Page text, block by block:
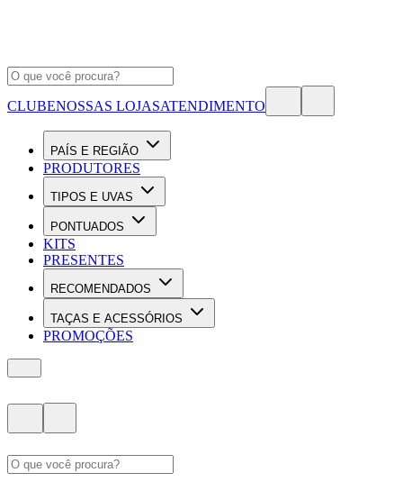
CLUBENOSSAS LOJASATENDIMENTO
PAÍS E REGIÃO
PRODUTORES
TIPOS E UVAS
PONTUADOS
KITS
PRESENTES
RECOMENDADOS
TAÇAS E ACESSÓRIOS
PROMOÇÕES